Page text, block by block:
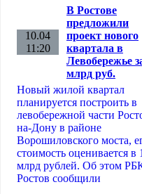
10.04
11:20
В Ростове
предложили
проект нового
квартала в
Левобережье
млрд руб.
Новый жилой квартал
планируется построить в
левобережной части
на-Дону в районе
Ворошиловского моста,
стоимость оценивается в
млрд рублей. Об этом
Ростов сообщили